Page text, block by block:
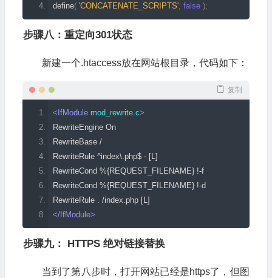
define( 'CONCATENATE_SCRIPTS', false );
步骤八：重定向301状态
新建一个.htaccess放在网站根目录，代码如下：
复制
<IfModule mod_rewrite. c>
RewriteEngine On
RewriteBase /
RewriteRule ^index\.php$ - [L]
RewriteCond %{REQUEST_FILENAME} !-f
RewriteCond %{REQUEST_FILENAME} !-d
RewriteRule . /index.php [L]
</IfModule>
步骤九： HTTPS 绝对链接替换
当到了第八步时，打开网站已经是https了，但图